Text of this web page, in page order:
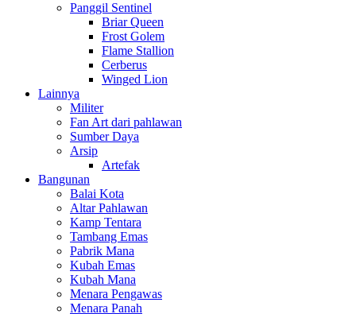
Panggil Sentinel
Briar Queen
Frost Golem
Flame Stallion
Cerberus
Winged Lion
Lainnya
Militer
Fan Art dari pahlawan
Sumber Daya
Arsip
Artefak
Bangunan
Balai Kota
Altar Pahlawan
Kamp Tentara
Tambang Emas
Pabrik Mana
Kubah Emas
Kubah Mana
Menara Pengawas
Menara Panah